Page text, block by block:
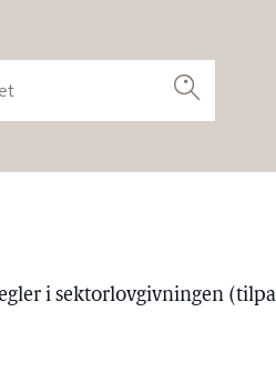
Søk
i sektorlovgivningen